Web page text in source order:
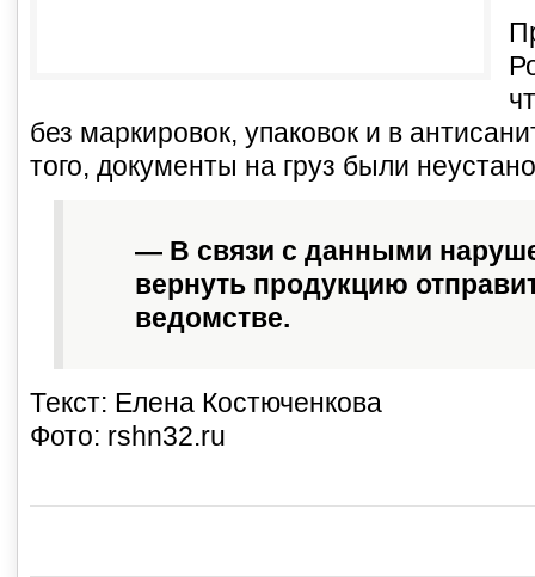
без маркировок, упаковок и в
того, документы на груз были
— В связи с данными
вернуть продукцию
ведомстве.
Текст: Елена Костюченкова
Фото: rshn32.ru